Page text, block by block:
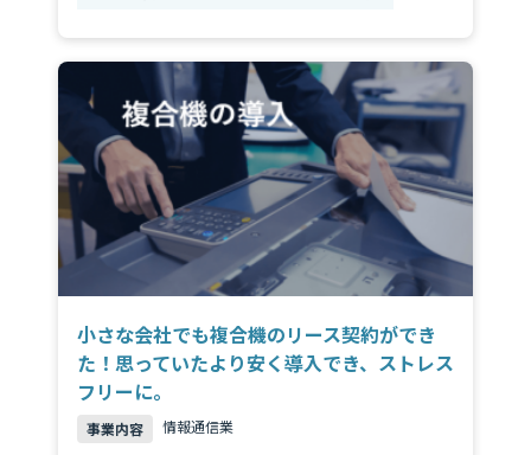
小さな会社でも複合機のリース契約ができ
た！思っていたより安く導入でき、ストレス
フリーに。
事業内容 情報通信業